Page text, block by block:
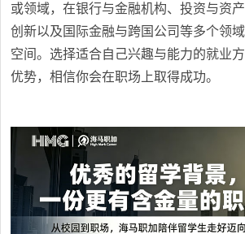
或领域，在银行与金融机构、投资与资
创新以及国际金融与跨国公司等多个领
空间。选择适合自己兴趣与能力的就业
优势，相信你会在职场上取得成功。